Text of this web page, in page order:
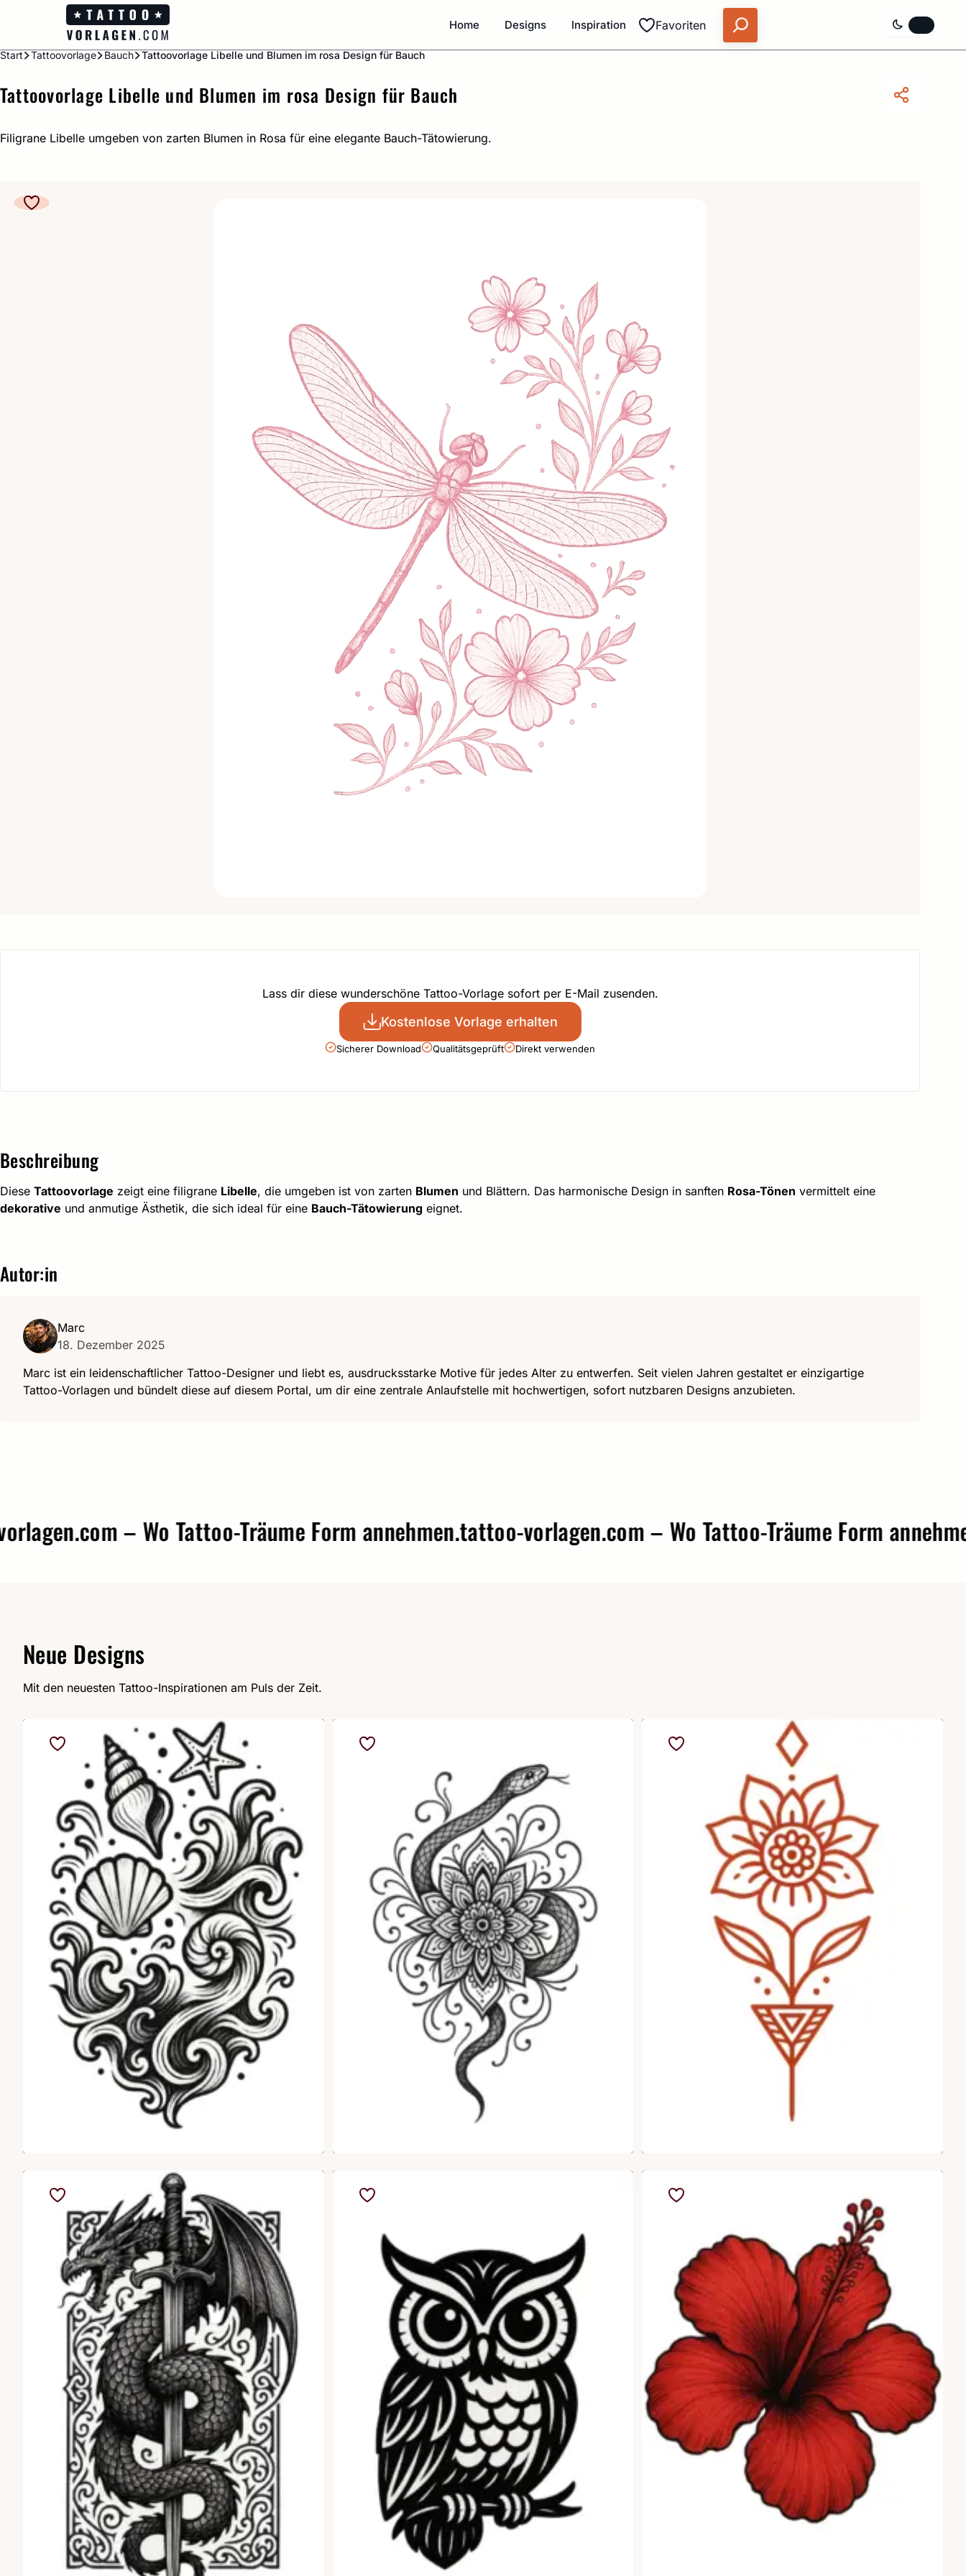
Favoriten
Home Designs Inspiration
Start Tattoovorlage Bauch Tattoovorlage Libelle und Blumen im rosa Design für Bauch
Tattoovorlage Libelle und Blumen im rosa Design für Bauch
Filigrane Libelle umgeben von zarten Blumen in Rosa für eine elegante Bauch-Tätowierung.
Lass dir diese wunderschöne Tattoo-Vorlage sofort per E-Mail zusenden.
Kostenlose Vorlage erhalten
Sicherer Download Qualitätsgeprüft Direkt verwenden
Beschreibung
Diese Tattoovorlage zeigt eine filigrane Libelle, die umgeben ist von zarten Blumen und Blättern. Das harmonische Design in sanften Rosa-Tönen vermittelt eine
dekorative und anmutige Ästhetik, die sich ideal für eine Bauch-Tätowierung eignet.
Autor:in
Marc
18. Dezember 2025
Marc ist ein leidenschaftlicher Tattoo-Designer und liebt es, ausdrucksstarke Motive für jedes Alter zu entwerfen. Seit vielen Jahren gestaltet er einzigartige
Tattoo-Vorlagen und bündelt diese auf diesem Portal, um dir eine zentrale Anlaufstelle mit hochwertigen, sofort nutzbaren Designs anzubieten.
– Wo Tattoo-Träume Form annehmen.tattoo-vorlagen.com – Wo Tattoo-Träume Form annehmen.
Neue Designs
Mit den neuesten Tattoo-Inspirationen am Puls der Zeit.